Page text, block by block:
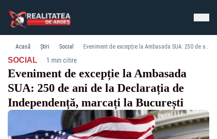
Acasă Știri Social Eveniment de excepție la Ambasada SUA: 250 de ani de la Declarația de Independență, marcați la București
SOCIAL· 1 min citire
Eveniment de excepție la Ambasada
SUA: 250 de ani de la Declarația de
Independență, marcați la București